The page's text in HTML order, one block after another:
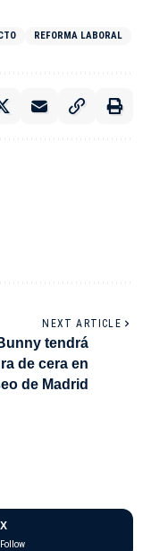
REFORMA LABORAL
NEXT ARTICLE
tendrá
de cera en
de Madrid
X
Follow